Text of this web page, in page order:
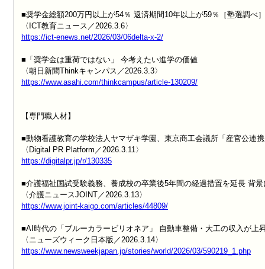
■奨学金総額200万円以上が54％ 返済期間10年以上が59％［塾選調べ］
https://ict-enews.net/2026/03/06delta-x-2/
■「奨学金は重荷ではない」 今考えたい進学の価値
https://www.asahi.com/thinkcampus/article-130209/
【専門職人材】
■動物看護教育の学校法人ヤマザキ学園、東京商工会議所「産官公連
https://digitalpr.jp/r/130335
■介護福祉国試受験義務、養成校の卒業後5年間の経過措置を延長 背
https://www.joint-kaigo.com/articles/44809/
■AI時代の「ブルーカラービリオネア」 自動車整備・大工の収入が上
https://www.newsweekjapan.jp/stories/world/2026/03/590219_1.php